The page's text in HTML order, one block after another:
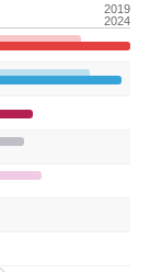
2019
2024